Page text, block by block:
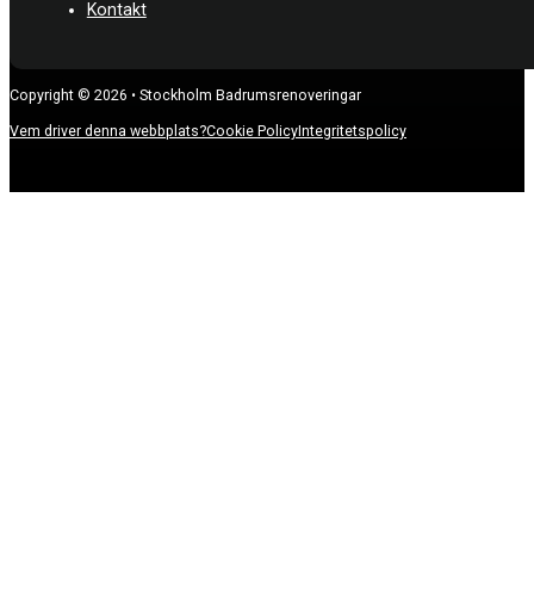
Kontakt
Copyright © 2026 • Stockholm Badrumsrenoveringar
Vem driver denna webbplats?Cookie PolicyIntegritetspolicy